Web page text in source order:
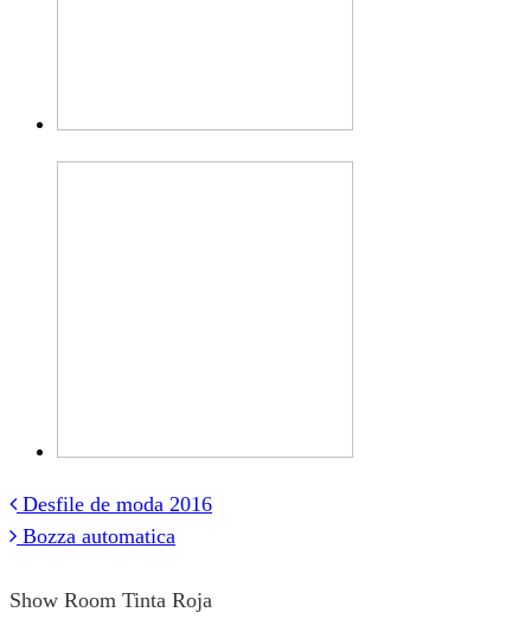
Post
Desfile de moda 2016
Bozza automatica
Show Room Tinta Roja